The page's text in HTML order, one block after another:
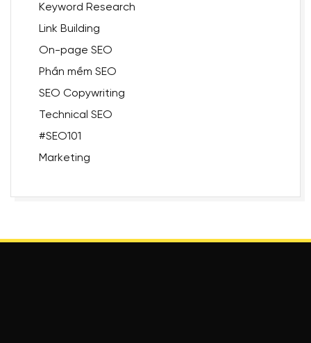
Keyword Research
Link Building
On-page SEO
Phần mềm SEO
SEO Copywriting
Technical SEO
#SEO101
Marketing